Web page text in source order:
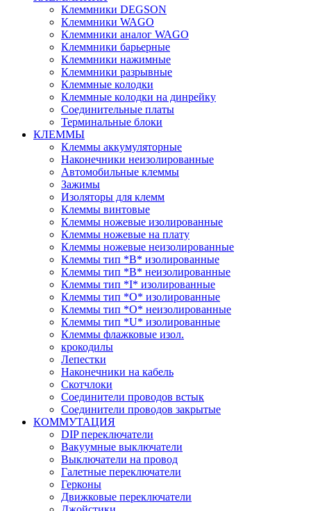
Клеммники DEGSON
Клеммники WAGO
Клеммники аналог WAGO
Клеммники барьерные
Клеммники нажимные
Клеммники разрывные
Клеммные колодки
Клеммные колодки на динрейку
Соединительные платы
Терминальные блоки
КЛЕММЫ
Клеммы аккумуляторные
Наконечники неизолированные
Автомобильные клеммы
Зажимы
Изоляторы для клемм
Клеммы винтовые
Клеммы ножевые изолированные
Клеммы ножевые на плату
Клеммы ножевые неизолированные
Клеммы тип *B* изолированные
Клеммы тип *B* неизолированные
Клеммы тип *I* изолированные
Клеммы тип *O* изолированные
Клеммы тип *O* неизолированные
Клеммы тип *U* изолированные
Клеммы флажковые изол.
крокодилы
Лепестки
Наконечники на кабель
Скотчлоки
Соединители проводов встык
Соединители проводов закрытые
КОММУТАЦИЯ
DIP переключатели
Вакуумные выключатели
Выключатели на провод
Галетные переключатели
Герконы
Движковые переключатели